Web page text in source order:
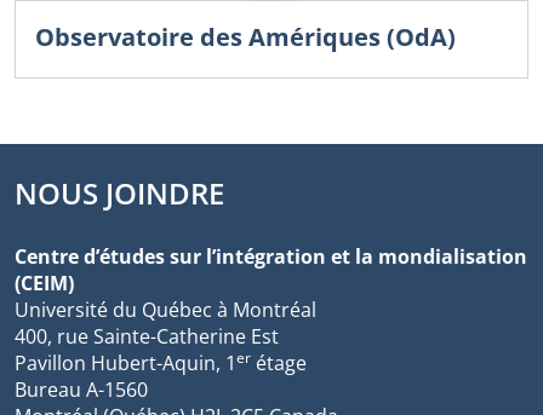
Observatoire des Amériques (OdA)
NOUS JOINDRE
Centre d’études sur l’intégration et la mondialisation
(CEIM)
Université du Québec à Montréal
400, rue Sainte-Catherine Est
Pavillon Hubert-Aquin, 1er étage
Bureau A-1560